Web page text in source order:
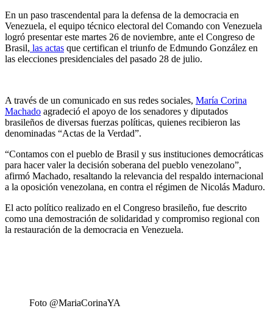
En un paso trascendental para la defensa de la democracia en
Venezuela, el equipo técnico electoral del Comando con Venezuela
logró presentar este martes 26 de noviembre, ante el Congreso de
Brasil, las actas que certifican el triunfo de Edmundo González en
las elecciones presidenciales del pasado 28 de julio.
A través de un comunicado en sus redes sociales, María Corina
Machado agradeció el apoyo de los senadores y diputados
brasileños de diversas fuerzas políticas, quienes recibieron las
denominadas “Actas de la Verdad”.
“Contamos con el pueblo de Brasil y sus instituciones democráticas
para hacer valer la decisión soberana del pueblo venezolano”,
afirmó Machado, resaltando la relevancia del respaldo internacional
a la oposición venezolana, en contra el régimen de Nicolás Maduro.
El acto político realizado en el Congreso brasileño, fue descrito
como una demostración de solidaridad y compromiso regional con
la restauración de la democracia en Venezuela.
Foto @MariaCorinaYA